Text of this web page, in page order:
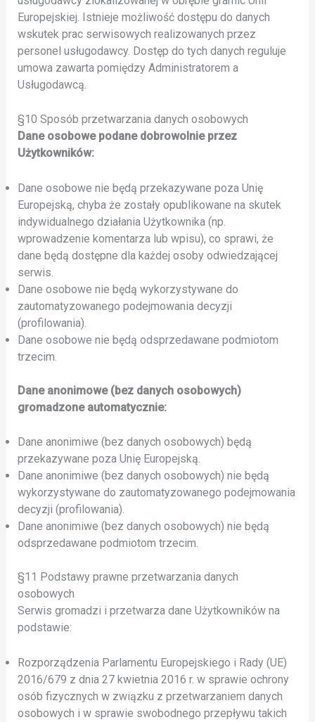
Europejskiej. Istnieje możliwość dostępu do danych
wskutek prac serwisowych realizowanych przez
personel usługodawcy. Dostęp do tych danych reguluje
umowa zawarta pomiędzy Administratorem a
Usługodawcą.
§10 Sposób przetwarzania danych osobowych
Dane osobowe podane dobrowolnie przez
Użytkowników:
Dane osobowe nie będą przekazywane poza Unię
Europejską, chyba że zostały opublikowane na skutek
indywidualnego działania Użytkownika (np.
wprowadzenie komentarza lub wpisu), co sprawi, że
dane będą dostępne dla każdej osoby odwiedzającej
serwis.
Dane osobowe nie będą wykorzystywane do
zautomatyzowanego podejmowania decyzji
(profilowania).
Dane osobowe nie będą odsprzedawane podmiotom
trzecim.
Dane anonimowe (bez danych osobowych)
gromadzone automatycznie:
Dane anonimiwe (bez danych osobowych) będą
przekazywane poza Unię Europejską.
Dane anonimiwe (bez danych osobowych) nie będą
wykorzystywane do zautomatyzowanego podejmowania
decyzji (profilowania).
Dane anonimiwe (bez danych osobowych) nie będą
odsprzedawane podmiotom trzecim.
§11 Podstawy prawne przetwarzania danych
osobowych
Serwis gromadzi i przetwarza dane Użytkowników na
podstawie:
Rozporządzenia Parlamentu Europejskiego i Rady (UE)
2016/679 z dnia 27 kwietnia 2016 r. w sprawie ochrony
osób fizycznych w związku z przetwarzaniem danych
osobowych i w sprawie swobodnego przepływu takich